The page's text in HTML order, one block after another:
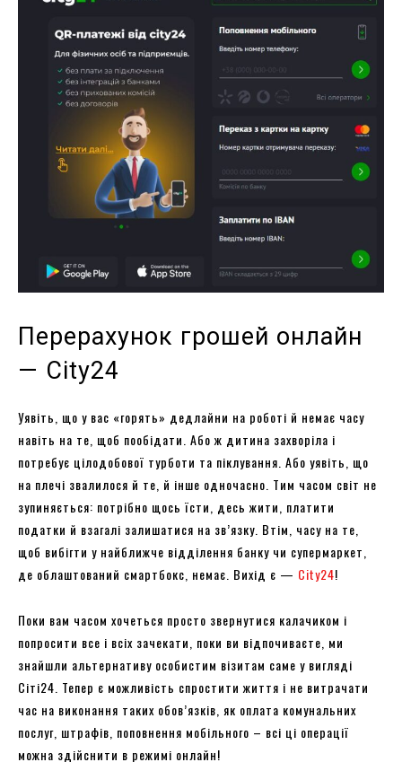
Перерахунок грошей онлайн
— City24
Уявіть, що у вас «горять» дедлайни на роботі й немає часу
навіть на те, щоб пообідати. Або ж дитина захворіла і
потребує цілодобової турботи та піклування. Або уявіть, що
на плечі звалилося й те, й інше одночасно. Тим часом світ не
зупиняється: потрібно щось їсти, десь жити, платити
податки й взагалі залишатися на зв’язку. Втім, часу на те,
щоб вибігти у найближче відділення банку чи супермаркет,
де облаштований смартбокс, немає. Вихід є — City24!
Поки вам часом хочеться просто звернутися калачиком і
попросити все і всіх зачекати, поки ви відпочиваєте, ми
знайшли альтернативу особистим візитам саме у вигляді
Сіті24. Тепер є можливість спростити життя і не витрачати
час на виконання таких обов’язків, як оплата комунальних
послуг, штрафів, поповнення мобільного – всі ці операції
можна здійснити в режимі онлайн!